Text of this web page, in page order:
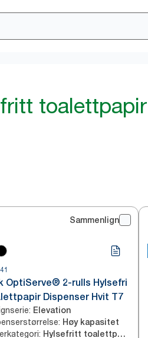
toalettpapir
Sammenlign
OptiServe® 2-rulls Hylsefri
Dispenser Hvit T7
: Elevation
: Høy kapasitet
: Hylsefritt toalettpapir